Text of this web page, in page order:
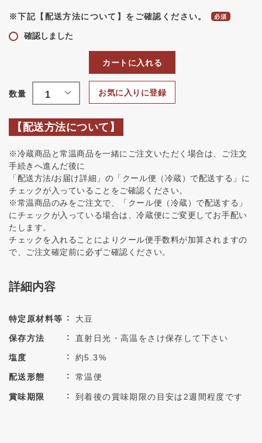
※下記【配送方法について】をご確認ください。
確認しました
お気に入りに登録
カートに入れる
【配送方法について】
※冷蔵商品と常温商品を一緒にご注文いただく場合は、ご注文
手続きへ進んだ後に
「配送方法/お届け詳細」の「クール便（冷蔵）で配送する」に
チェックが入っていることをご確認ください。
※常温商品のみをご注文で、「クール便（冷蔵）で配送する」
にチェックが入っている場合は、冷蔵便にご変更してお手配い
たします。
チェックを入れることによりクール便手数料が加算されますの
で、ご注文確定前に必ずご確認ください。
詳細内容
特定原材料等 大豆
保存方法 直射日光・高温をさけ保存して下さい
塩度 約5.3%
配送形態 常温便
賞味期限 到着後の賞味期限の目安は2週間程度です